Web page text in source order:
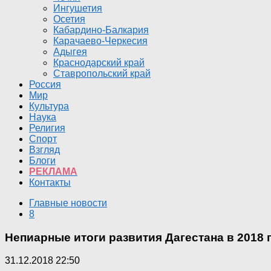
Ингушетия
Осетия
Кабардино-Балкария
Карачаево-Черкесия
Адыгея
Краснодарский край
Ставропольский край
Россия
Мир
Культура
Наука
Религия
Спорт
Взгляд
Блоги
РЕКЛАМА
Контакты
Главные новости
8
Непиарные итоги развития Дагестана в 2018
31.12.2018 22:50